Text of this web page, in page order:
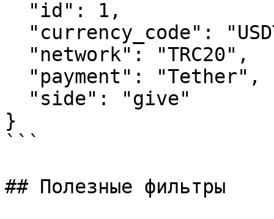
}
```
## Полезные фильтры